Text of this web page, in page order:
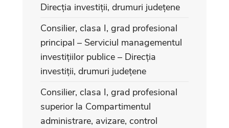
Direcția investiții, drumuri județene
Consilier, clasa I, grad profesional
principal – Serviciul managementul
investițiilor publice – Direcția
investiții, drumuri județene
Consilier, clasa I, grad profesional
superior la Compartimentul
administrare, avizare, control